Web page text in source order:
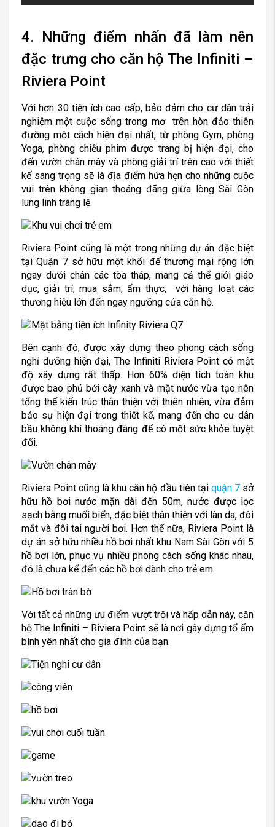
4. Những điểm nhấn đã làm nên
đặc trưng cho căn hộ The Infiniti –
Riviera Point
Với hơn 30 tiện ích cao cấp, bảo đảm cho cư dân trải
nghiệm một cuộc sống trong mơ trên hòn đảo thiên
đường một cách hiện đại nhất, từ phòng Gym, phòng
Yoga, phòng chiếu phim được trang bị hiện đại, cho
đến vườn chân mây và phòng giải trí trên cao với thiết
kế sang trọng sẽ là địa điểm hứa hẹn cho những cuộc
vui trên không gian thoáng đãng giữa lòng Sài Gòn
lung linh tráng lệ.
Riviera Point cũng là một trong những dự án đặc biệt
tại Quận 7 sở hữu một khối đế thương mại rộng lớn
ngay dưới chân các tòa tháp, mang cả thể giới giáo
dục, giải trí, mua sắm, ẩm thực, với hàng loạt các
thương hiệu lớn đến ngay ngưỡng cửa căn hộ.
Bên cạnh đó, được xây dựng theo phong cách sống
nghỉ dưỡng hiện đại, The Infiniti Riviera Point có mật
độ xây dựng rất thấp. Hơn 60% diện tích toàn khu
được bao phủ bởi cây xanh và mặt nước vừa tạo nên
tổng thể kiến trúc thân thiện với thiên nhiên, vừa đảm
bảo sự hiện đại trong thiết kế, mang đến cho cư dân
bầu không khí thoáng đãng để có một sức khỏe tuyệt
đối.
Riviera Point cũng là khu căn hộ đầu tiên tại quận 7sở
hữu hồ bơi nước mặn dài đến 50m, nước được lọc
sạch bằng muối biển, đặc biệt thân thiện với làn da, đôi
mắt và đôi tai người bơi. Hơn thế nữa, Riviera Point là
dự án sở hữu nhiều hồ bơi nhất khu Nam Sài Gòn với 5
hồ bơi lớn, phục vụ nhiều phong cách sống khác nhau,
đó là chưa kể đến các hồ bơi dành cho trẻ em.
Với tất cả những ưu điểm vượt trội và hấp dẫn này, căn
hộ The Infiniti – Riviera Point sẽ là nơi gây dựng tổ ấm
bình yên nhất cho gia đình của bạn.